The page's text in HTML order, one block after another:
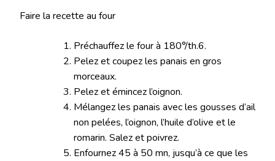
Faire la recette au four
Préchauffez le four à 180°/th.6.
Pelez et coupez les panais en gros
morceaux.
Pelez et émincez l’oignon.
Mélangez les panais avec les gousses d’ail
non pelées, l’oignon, l’huile d’olive et le
romarin. Salez et poivrez.
Enfournez 45 à 50 mn, jusqu’à ce que les